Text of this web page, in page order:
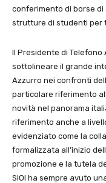
conferimento di borse di
strutture di studenti per
Il Presidente di Telefono
sottolineare il grande
Azzurro nei confronti
particolare riferimento
novità nel panorama
riferimento anche a
evidenziato come la
formalizzata all’inizio
promozione e la tutela
SIOI ha sempre avuto